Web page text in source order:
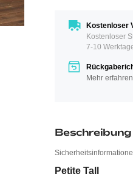
Kostenloser
Kostenloser
7-10
Mehr erfahren
Beschreibung
Petite Tall